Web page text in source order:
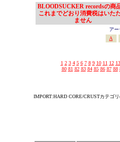
BLOODSUCKER recordsの商
これまでどおり消費税はいた
ません
アー
A
1 2 3 4 5 6 7 8 9 10 11 12 13
80 81 82 83 84 85 86 87 88
IMPORT:HARD CORE/CRUSTカテゴ